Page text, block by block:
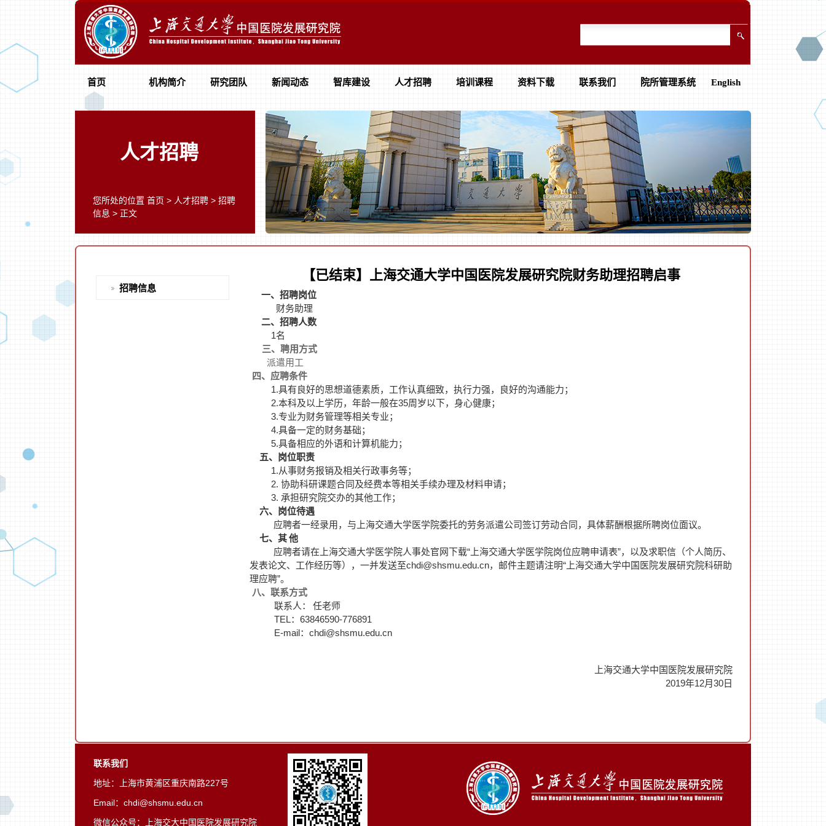
联系我们
地址：上海市黄浦区重庆南路227号
Email：chdi@shsmu.edu.cn
微信公众号：上海交大中国医院发展研究院
首页 机构简介 研究团队 新闻动态 智库建设 人才招聘 培训课程 资料下载 联系我们 院所管理系统 English
人才招聘
招聘信息
【已结束】上海交通大学中国医院发展研究院财务助理招聘启事
一、招聘岗位
财务助理
二、招聘人数
1名
三、聘用方式
派遣用工
四、应聘条件
1.具有良好的思想道德素质，工作认真细致，执行力强，良好的沟通能力；
2.本科及以上学历，年龄一般在35周岁以下，身心健康；
3.专业为财务管理等相关专业；
4.具备一定的财务基础；
5.具备相应的外语和计算机能力；
五、岗位职责
1.从事财务报销及相关行政事务等；
2. 协助科研课题合同及经费本等相关手续办理及材料申请；
3. 承担研究院交办的其他工作；
六、岗位待遇
应聘者一经录用，与上海交通大学医学院委托的劳务派遣公司签订劳动合同，具体薪酬根据所聘岗位面议。
七、其他
应聘者请在上海交通大学医学院人事处官网下载“ 上海交通大学医学院岗位应聘申请表”，以及求职信（个人简历、
发表论文、工作经历等），一并发送至chdi@shsmu.edu.cn，邮件主题请注明“ 上海交通大学中国医院发展研究院科研助
理应聘”。
八、联系方式
联系人：
任老师
TEL： 63846590-776891
E-mail： chdi@shsmu.edu.cn
上海交通大学中国医院发展研究院
2019年12月30日
您所处的位置 首页 > 人才招聘 > 招聘
信息 > 正文